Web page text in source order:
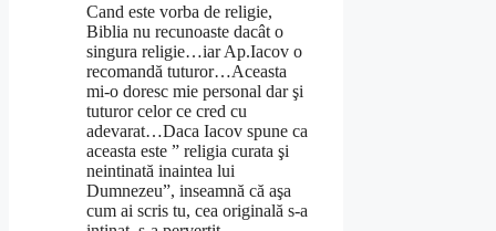
Cand este vorba de religie,
Biblia nu recunoaste dacât o
singura religie…iar Ap.Iacov o
recomandă tuturor…Aceasta
mi-o doresc mie personal dar şi
tuturor celor ce cred cu
adevarat…Daca Iacov spune ca
aceasta este ” religia curata şi
neintinată inaintea lui
Dumnezeu”, inseamnă că aşa
cum ai scris tu, cea originală s-a